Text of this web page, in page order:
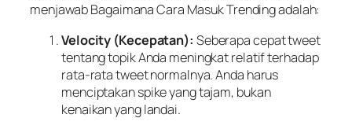
menjawab Bagaimana Cara Masuk Trending adalah:
Velocity (Kecepatan): Seberapa cepat tweet
tentang topik Anda meningkat relatif terhadap
rata-rata tweet normalnya. Anda harus
menciptakan spike yang tajam, bukan
kenaikan yang landai.